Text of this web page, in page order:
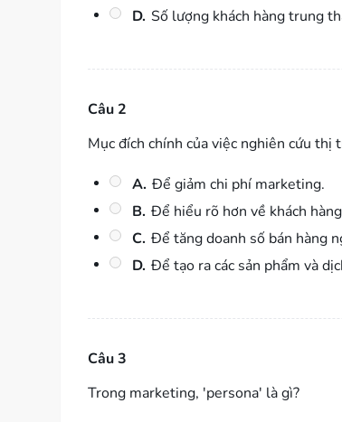
D. Số lượng khách hàng trung
Câu 2
Mục đích chính của việc nghiên cứu thị
A. Để giảm chi phí marketing.
B. Để hiểu rõ hơn về khách
C. Để tăng doanh số bán hàng
D. Để tạo ra các sản phẩm và
Câu 3
Trong marketing, 'persona' là gì?